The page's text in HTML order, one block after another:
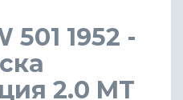
501 1952 -
2.0 MT